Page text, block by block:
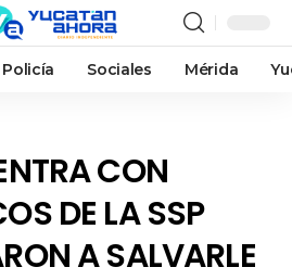
Policía Sociales Mérida
CON
DE LA SSP
A SALVARLE